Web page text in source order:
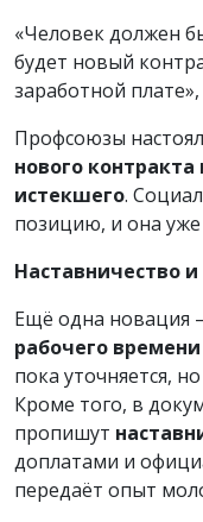
«Человек должен
будет новый
заработной
Профсоюзы
нового
истекшего.
позицию, и она уже
Наставничество
Ещё одна новация
рабочего времени
пока уточняется,
Кроме того, в
пропишут
доплатами и
передаёт опыт